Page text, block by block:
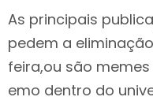
As principais
pedem a
feira,ou são
emo dentro do